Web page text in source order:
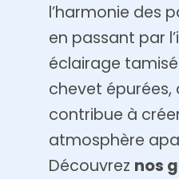
l’harmonie des
en passant par
éclairage
chevet
contribue à
atmosphère
Découvrez nos